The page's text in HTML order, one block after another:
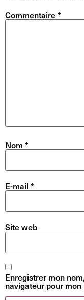
Commentaire*
Nom *
E-mail *
Site web
Enregistrer mon
navigateur pour